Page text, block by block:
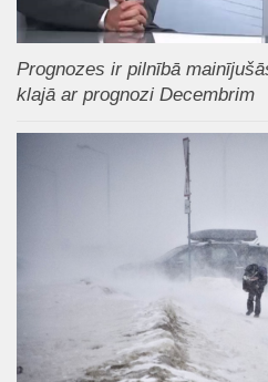
Prognozes ir pilnībā
klajā ar prognozi Decembrim